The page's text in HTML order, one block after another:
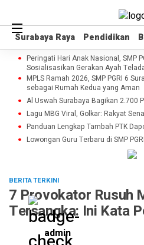
Surabaya Raya Pendidikan
Surabaya Raya Pendidikan
Peringati Hari Anak Nasional, SMP
Sosialisasikan Gerakan Ayah
MPLS Ramah 2026, SMP PGRI 6
sebagai Rumah Kedua yang Aman
Al Uswah Surabaya Bagikan 2.700
Lagu MBG Viral, Golkar: Rakyat
Panduan Lengkap Tambah PTK
Lowongan Guru Terbaru di SMP
BERITA TERKINI
7 Provokator Rusuh
Tersangka: Ini Kata
admin